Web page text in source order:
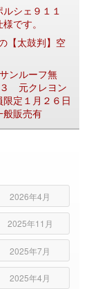
ルシェ９１１
です。
【太鼓判】空
ンルーフ無
元クレヨン
定１月２６日
般販売有
2026年4月
2025年11月
2025年7月
2025年4月